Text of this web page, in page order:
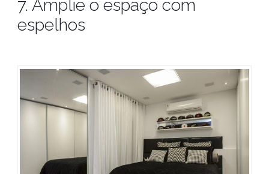
7. Amplie o espaço com
espelhos